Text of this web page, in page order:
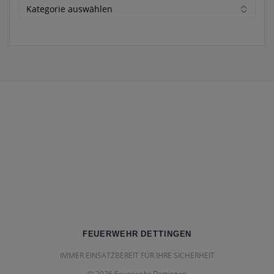
FEUERWEHR DETTINGEN
IMMER EINSATZBEREIT FÜR IHRE SICHERHEIT